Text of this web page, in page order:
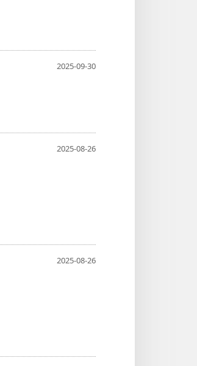
2025-09-30
2025-08-26
2025-08-26